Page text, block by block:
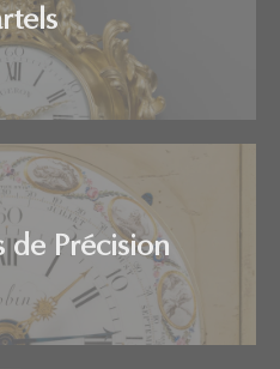
de Précision